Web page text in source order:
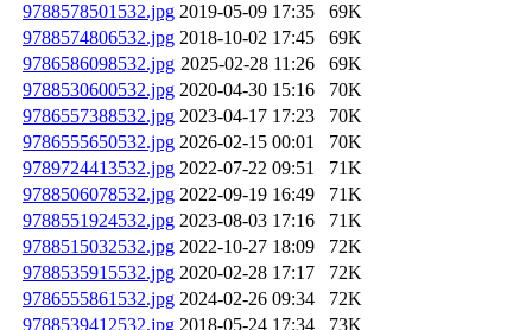
9788578501532.jpg 2019-05-09 17:35
69K
9788574806532.jpg 2018-10-02 17:45
69K
9786586098532.jpg 2025-02-28 11:26
69K
9788530600532.jpg 2020-04-30 15:16
70K
9786557388532.jpg 2023-04-17 17:23
70K
9786555650532.jpg 2026-02-15 00:01
70K
9789724413532.jpg 2022-07-22 09:51
71K
9788506078532.jpg 2022-09-19 16:49
71K
9788551924532.jpg 2023-08-03 17:16
71K
9788515032532.jpg 2022-10-27 18:09
72K
9788535915532.jpg 2020-02-28 17:17
72K
9786555861532.jpg 2024-02-26 09:34
72K
9788539412532.jpg 2018-05-24 17:34
73K